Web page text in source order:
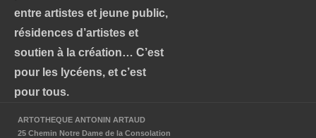
entre artistes et jeune public,
résidences d’artistes et
soutien à la création… C’est
pour les lycéens, et c’est
pour tous.
ARTOTHEQUE ANTONIN ARTAUD
25 Chemin Notre Dame de la Consolation